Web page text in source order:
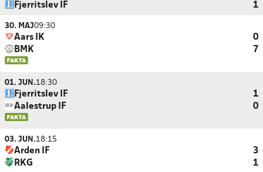
Fjerritslev IF
1
30. MAJ09:30
Aars IK
0
BMK
7
01. JUN.18:30
Fjerritslev IF
1
Aalestrup IF
0
03. JUN.18:15
Arden IF
3
RKG
1